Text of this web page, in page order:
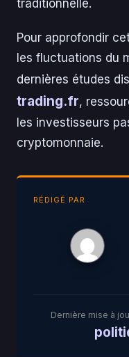
traditionnelle.
Pour approfondir
les fluctuations du
dernières études
trading.fr,
les investisseurs
cryptomonnaie.
RÉDIGÉ PAR
Dernière mise à